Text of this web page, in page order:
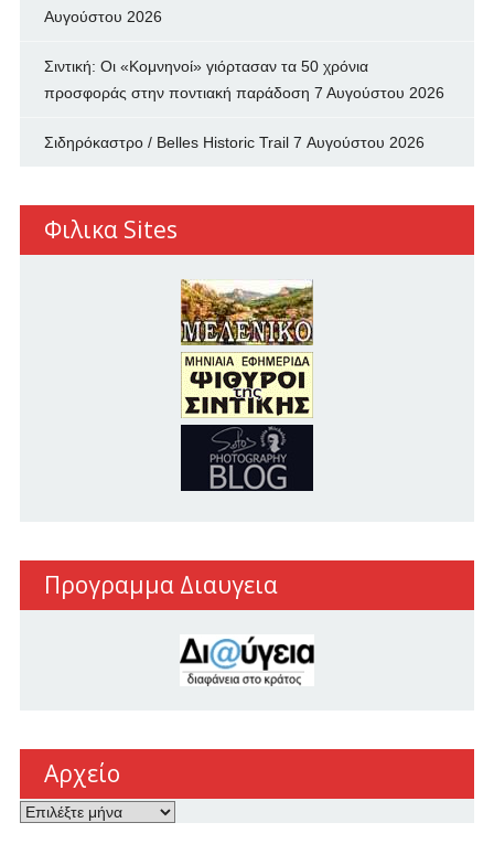
Αυγούστου 2026
Σιντική: Οι «Κομνηνοί» γιόρτασαν τα 50 χρόνια
προσφοράς στην ποντιακή παράδοση 7 Αυγούστου 2026
Σιδηρόκαστρο / Belles Historic Trail 7 Αυγούστου 2026
Φιλικα Sites
Προγραμμα Διαυγεια
Αρχείο
Αρχείο